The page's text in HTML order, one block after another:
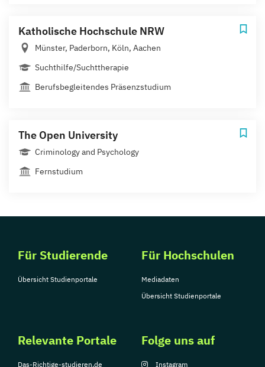
Katholische Hochschule NRW
Münster, Paderborn, Köln, Aachen
Suchthilfe/Suchttherapie
Berufsbegleitendes Präsenzstudium
The Open University
Criminology and Psychology
Fernstudium
Für Studierende
Übersicht Studienportale
Für Hochschulen
Mediadaten
Übersicht Studienportale
Relevante Portale
Das-Richtige-studieren.de
Folge uns auf
Instagram